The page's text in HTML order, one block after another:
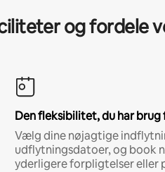
og fordele
Den fleksibilitet, du har brug
Vælg dine nøjagtige
udflytningsdatoer, og book
yderligere forpligtelser eller